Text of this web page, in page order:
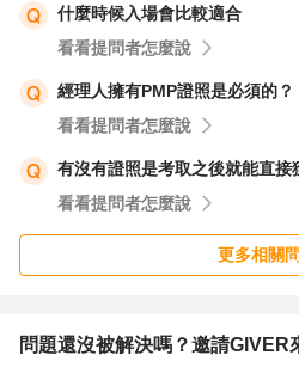
什麼時候入場會比較適合
看看提問者怎麼說
經理人擁有PMP證照是必須的？
看看提問者怎麼說
有沒有證照是考取之後就能直接
看看提問者怎麼說
更多相關
問題還沒被解決嗎？邀請GIVER